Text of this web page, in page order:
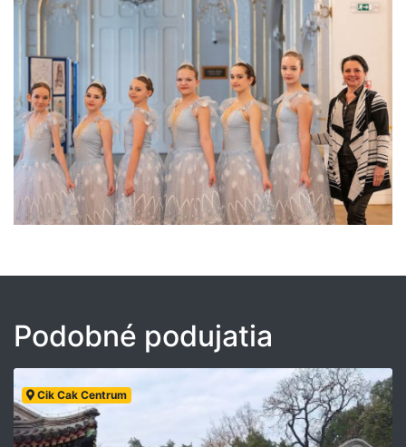
Podobné podujatia
Cik Cak Centrum